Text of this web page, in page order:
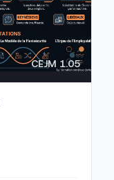
CEJM 1.05